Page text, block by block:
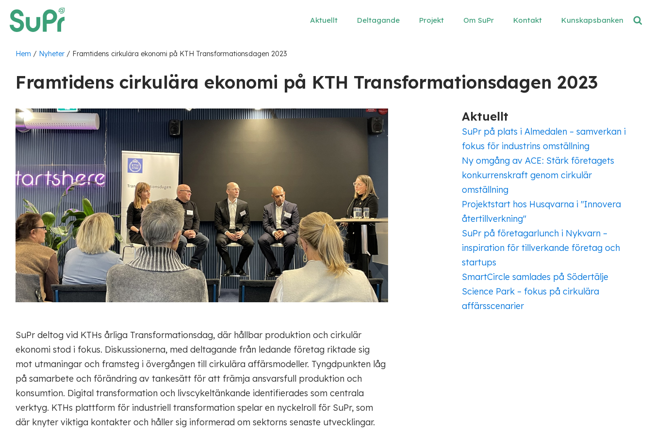
Aktuellt Deltagande Projekt Om SuPr Kontakt Kunskapsbanken
Hem / Nyheter / Framtidens cirkulära ekonomi på KTH Transformationsdagen 2023
Framtidens cirkulära ekonomi på KTH Transformationsdagen 2023
SuPr deltog vid KTHs årliga Transformationsdag, där hållbar produktion och cirkulär
ekonomi stod i fokus. Diskussionerna, med deltagande från ledande företag riktade sig
mot utmaningar och framsteg i övergången till cirkulära affärsmodeller. Tyngdpunkten låg
på samarbete och förändring av tankesätt för att främja ansvarsfull produktion och
konsumtion. Digital transformation och livscykeltänkande identifierades som centrala
verktyg. KTHs plattform för industriell transformation spelar en nyckelroll för SuPr, som
där knyter viktiga kontakter och håller sig informerad om sektorns senaste utvecklingar.
Aktuellt
SuPr på plats i Almedalen – samverkan i
fokus för industrins omställning
Ny omgång av ACE: Stärk företagets
konkurrenskraft genom cirkulär
omställning
Projektstart hos Husqvarna i "Innovera
återtillverkning"
SuPr på företagarlunch i Nykvarn –
inspiration för tillverkande företag och
startups
SmartCircle samlades på Södertälje
Science Park – fokus på cirkulära
affärsscenarier